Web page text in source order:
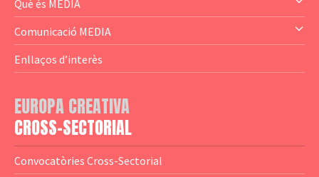
— Altres
Què és MEDIA
— El subprograma MEDIA
— Agència Executiva
— Logotips
Comunicació MEDIA
— Estrenes a Catalunya
— Notícies
— Guies MEDIA
Enllaços d’interès
EUROPA CREATIVA
CROSS-SECTORIAL
Convocatòries Cross-Sectorial